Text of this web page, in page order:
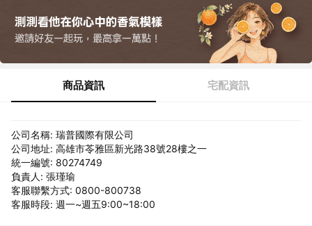
商品資訊 宅配資訊
公司名稱: 瑞普國際有限公司
公司地址: 高雄市苓雅區新光路38號28樓之一
統一編號: 80274749
負責人: 張瑾瑜
客服聯繫方式: 0800-800738
客服時段: 週一~週五9:00~18:00